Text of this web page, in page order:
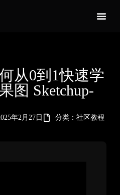
从0到1快速学
图 Sketchup-
年2月27日 分类： 社区教程